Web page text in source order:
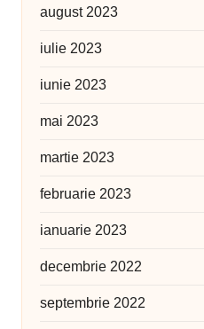
august 2023
iulie 2023
iunie 2023
mai 2023
martie 2023
februarie 2023
ianuarie 2023
decembrie 2022
septembrie 2022